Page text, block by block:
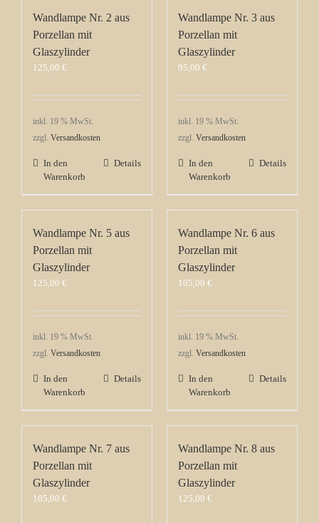
Wandlampe Nr. 2 aus
Porzellan mit
Glaszylinder
125,00 €
inkl. 19 % MwSt.
zzgl. Versandkosten
In den
Warenkorb
Details
Wandlampe Nr. 3 aus
Porzellan mit
Glaszylinder
95,00 €
inkl. 19 % MwSt.
zzgl. Versandkosten
In den
Warenkorb
Details
Wandlampe Nr. 5 aus
Porzellan mit
Glaszylinder
125,00 €
inkl. 19 % MwSt.
zzgl. Versandkosten
In den
Warenkorb
Details
Wandlampe Nr. 6 aus
Porzellan mit
Glaszylinder
105,00 €
inkl. 19 % MwSt.
zzgl. Versandkosten
In den
Warenkorb
Details
Wandlampe Nr. 7 aus
Porzellan mit
Glaszylinder
105,00 €
Wandlampe Nr. 8 aus
Porzellan mit
Glaszylinder
125,00 €